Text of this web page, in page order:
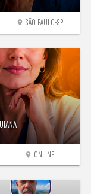
location_on SÃO PAULO-SP
location_on ONLINE